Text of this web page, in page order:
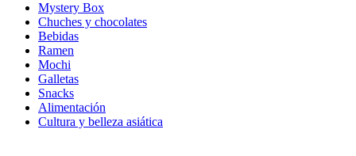
Mystery Box
Chuches y chocolates
Bebidas
Ramen
Mochi
Galletas
Snacks
Alimentación
Cultura y belleza asiática